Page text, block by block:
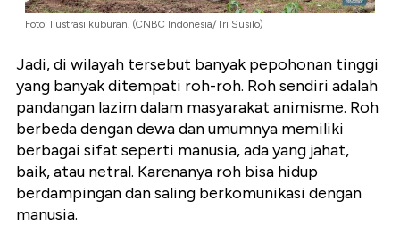
Foto: Ilustrasi kuburan. (CNBC Indonesia/Tri Susilo)
Jadi, di wilayah tersebut banyak pepohonan tinggi
yang banyak ditempati roh-roh. Roh sendiri adalah
pandangan lazim dalam masyarakat animisme. Roh
berbeda dengan dewa dan umumnya memiliki
berbagai sifat seperti manusia, ada yang jahat,
baik, atau netral. Karenanya roh bisa hidup
berdampingan dan saling berkomunikasi dengan
manusia.